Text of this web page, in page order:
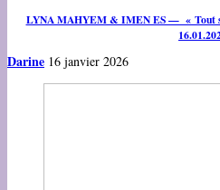
LYNA MAHYEM & IMEN ES — « Tout
Darine 16 janvier 2026